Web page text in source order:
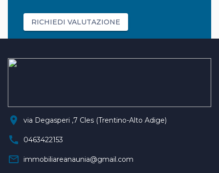
RICHIEDI VALUTAZIONE
location_on via Degasperi ,7 Cles (Trentino-Alto Adige)
call 0463422153
mail_outline immobiliareanaunia@gmail.com